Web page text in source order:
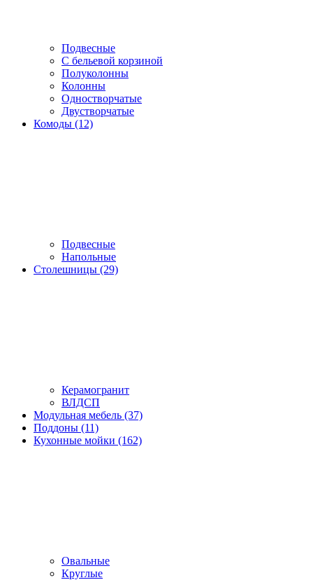
Подвесные
С бельевой корзиной
Полуколонны
Колонны
Одностворчатые
Двустворчатые
Комоды (12)
Подвесные
Напольные
Столешницы (29)
Керамогранит
ВЛДСП
Модульная мебель (37)
Поддоны (11)
Кухонные мойки (162)
Овальные
Круглые